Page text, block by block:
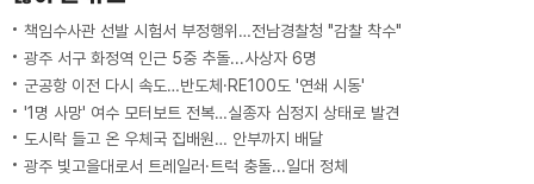
책임수사관 선발 시험서 부정행위…전남경찰청 "감찰 착수"
광주 서구 화정역 인근 5중 추돌...사상자 6명
군공항 이전 다시 속도…반도체·RE100도 '연쇄 시동'
'1명 사망' 여수 모터보트 전복…실종자 심정지 상태로 발견
도시락 들고 온 우체국 집배원… 안부까지 배달
광주 빛고을대로서 트레일러·트럭 충돌...일대 정체